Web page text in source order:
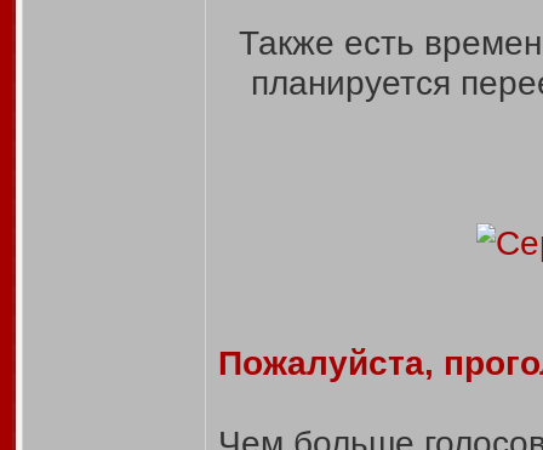
Также есть
планируется
Пожалуйста,